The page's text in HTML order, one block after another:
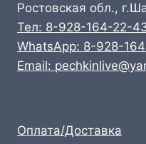
Ростовская обл.,
Тел: 8-928-164-22-
WhatsApp: 8-928-
Email:
Оплата/Доставка